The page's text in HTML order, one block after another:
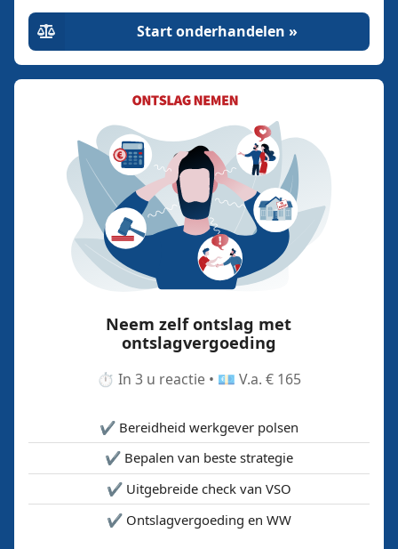
Start onderhandelen »
Neem zelf ontslag met
ontslagvergoeding
⏱️ In 3 u reactie • 💶 V.a. € 165
✔️ Bereidheid werkgever polsen
✔️ Bepalen van beste strategie
✔️ Uitgebreide check van VSO
✔️ Ontslagvergoeding en WW